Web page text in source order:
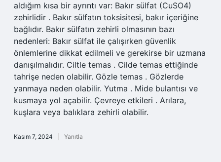
aldığım kısa bir ayrıntı var: Bakır sülfat (CuSO4)
zehirlidir . Bakır sülfatın toksisitesi, bakır içeriğine
bağlıdır. Bakır sülfatın zehirli olmasının bazı
nedenleri: Bakır sülfat ile çalışırken güvenlik
önlemlerine dikkat edilmeli ve gerekirse bir uzmana
danışılmalıdır. Ciltle temas . Cilde temas ettiğinde
tahrişe neden olabilir. Gözle temas . Gözlerde
yanmaya neden olabilir. Yutma . Mide bulantısı ve
kusmaya yol açabilir. Çevreye etkileri . Arılara,
kuşlara veya balıklara zehirli olabilir.
Kasım 7, 2024 Yanıtla